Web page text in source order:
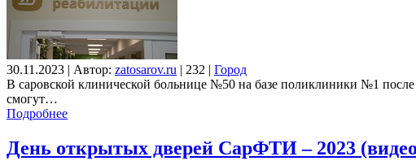
30.11.2023 | Автор: zatosarov.ru | 232 | Город
В саровской клинической больнице №50 на базе поликлиники №1 после
смогут…
Подробнее
День открытых дверей СарФТИ – 2023